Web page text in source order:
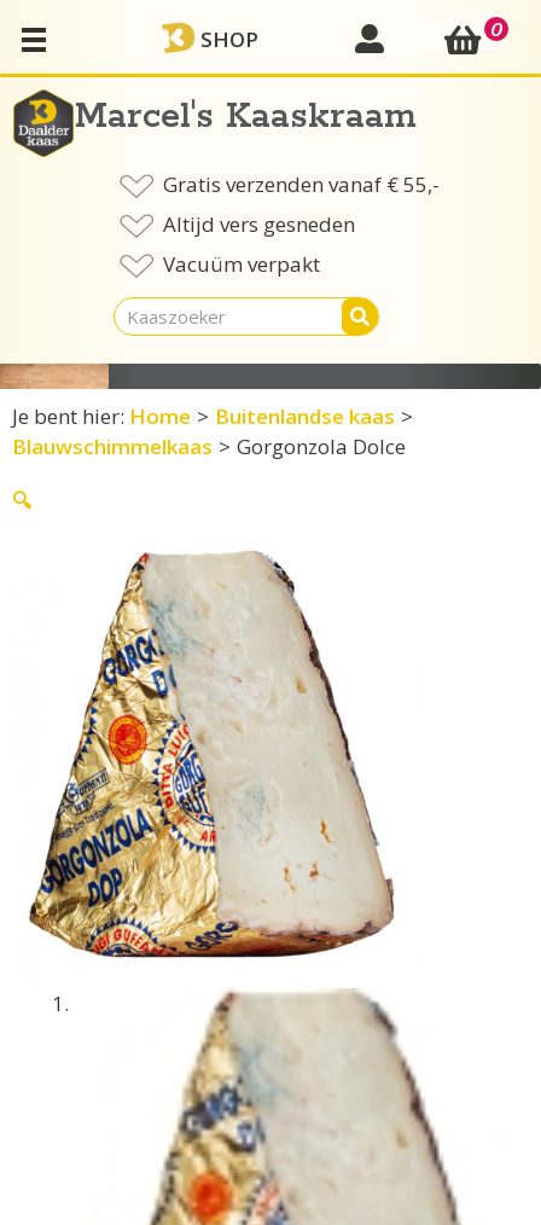
naar
de
inhoud
SHOP mijn account 0
Marcel's Kaaskraam
Gratis verzenden vanaf € 55,-
Altijd vers gesneden
Vacuüm verpakt
Je bent hier: Home > Buitenlandse kaas >
Blauwschimmelkaas > Gorgonzola Dolce
🔍